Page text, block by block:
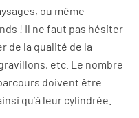
ou même
! Il ne faut pas hésiter
de la qualité de la
etc. Le nombre
doivent être
qu’à leur cylindrée.